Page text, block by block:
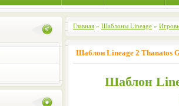
Главная » Шаблоны Lineage »
Шаблон Lineage 2 Thanatos
Шаблон